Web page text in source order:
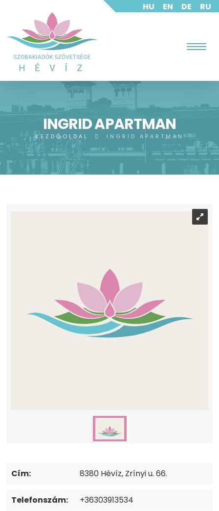
HU EN DE RU
INGRID APARTMAN
KEZDŐOLDAL INGRID APARTMAN
Cím: 8380 Hévíz, Zrínyi u. 66.
Telefonszám: +36303913534